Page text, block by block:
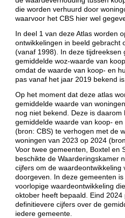
die worden verhuurd door
waarvoor het CBS hier wel
In deel 1 van deze Atlas worden
ontwikkelingen in beeld gebracht
(vanaf 1998). In deze tijdreeksen
gemiddelde woz-waarde van
omdat de waarde van koop- en
pas vanaf het jaar 2019 bekend is.
Op het moment dat deze atlas
gemiddelde waarde van
nog niet bekend. Deze is
gemiddelde waarde van koop-
(bron: CBS) te verhogen met de
woningen van 2023 op 2024
Voor twee gemeenten, Boxtel en
beschikte de Waarderingskamer
cijfers om de waardeontwikkeling
doorgeven. In deze gemeenten
voorlopige waardeontwikkeling
oktober heeft bepaald. Eind 2024
definitievere cijfers over de
iedere gemeente.